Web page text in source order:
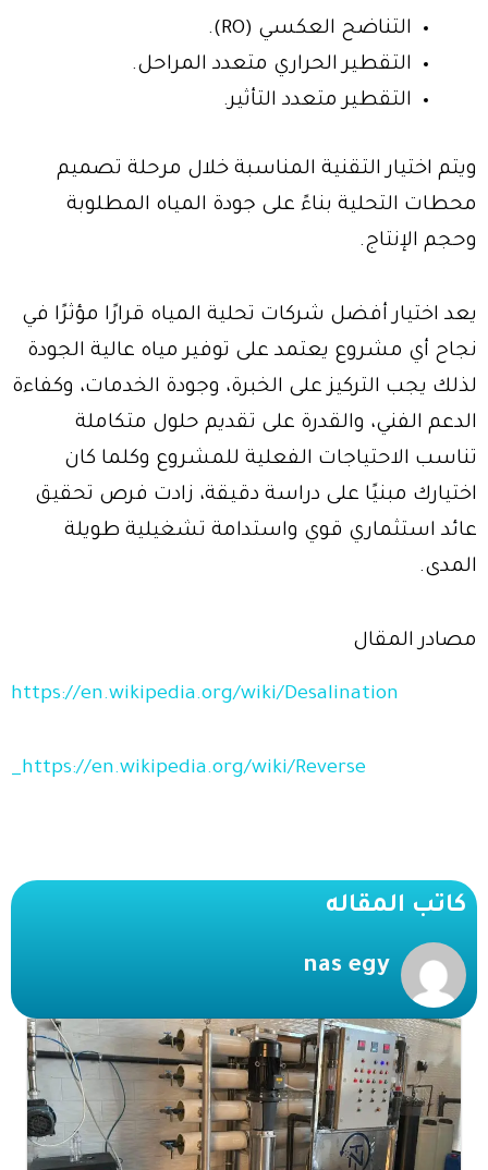
التناضح العكسي (RO).
التقطير الحراري متعدد المراحل.
التقطير متعدد التأثير.
ويتم اختيار التقنية المناسبة خلال مرحلة تصميم
محطات التحلية بناءً على جودة المياه المطلوبة
وحجم الإنتاج.
يعد اختيار أفضل شركات تحلية المياه قرارًا مؤثرًا في
نجاح أي مشروع يعتمد على توفير مياه عالية الجودة
لذلك يجب التركيز على الخبرة، وجودة الخدمات، وكفاءة
الدعم الفني، والقدرة على تقديم حلول متكاملة
تناسب الاحتياجات الفعلية للمشروع وكلما كان
اختيارك مبنيًا على دراسة دقيقة، زادت فرص تحقيق
عائد استثماري قوي واستدامة تشغيلية طويلة
المدى.
مصادر المقال
https://en.wikipedia.org/wiki/Desalination
https://en.wikipedia.org/wiki/Reverse_
كاتب المقاله
nas egy